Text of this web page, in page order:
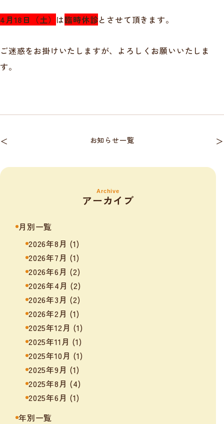
4月18日（土） は臨時休診とさせて頂きます。
ご迷惑をお掛けいたしますが、よろしくお願いいたしま
す。
＜ お知らせ一覧 ＞
Archive
アーカイブ
月別一覧
2026年8月 (1)
2026年7月 (1)
2026年6月 (2)
2026年4月 (2)
2026年3月 (2)
2026年2月 (1)
2025年12月 (1)
2025年11月 (1)
2025年10月 (1)
2025年9月 (1)
2025年8月 (4)
2025年6月 (1)
年別一覧